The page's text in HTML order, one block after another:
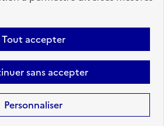
Tout accepter
sans accepter
Personnaliser
: totalement conforme
Mentions légales Contact
les textes de ce site sont sous